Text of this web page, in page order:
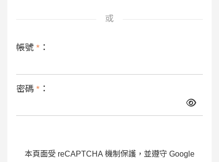
或
帳號 * ：
密碼 * ：
本頁面受 reCAPTCHA 機制保護，並遵守 Google